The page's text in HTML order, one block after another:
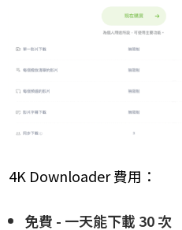
4K Downloader 費用：
免費 - 一天能下載 30 次